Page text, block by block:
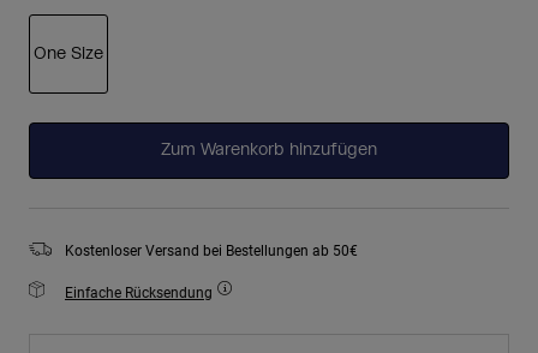
One Size
Zum Warenkorb hinzufügen
Kostenloser Versand bei Bestellungen ab 50€
Einfache Rücksendung